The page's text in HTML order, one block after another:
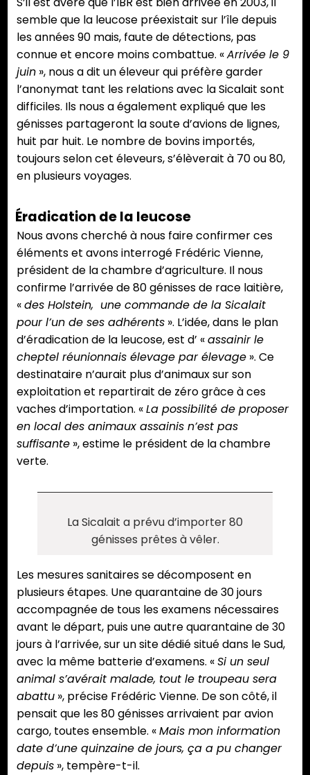
semble que la leucose préexistait sur l’île depuis
les années 90 mais, faute de détections, pas
connue et encore moins combattue. «Arrivée le 9
juin », nous a dit un éleveur qui préfère garder
l’anonymat tant les relations avec la Sicalait sont
difficiles. Ils nous a également expliqué que les
génisses partageront la soute d’avions de lignes,
huit par huit. Le nombre de bovins importés,
toujours selon cet éleveurs, s’élèverait à 70 ou 80,
en plusieurs voyages.
Éradication de la leucose
Nous avons cherché à nous faire confirmer ces
éléments et avons interrogé Frédéric Vienne,
président de la chambre d’agriculture. Il nous
confirme l’arrivée de 80 génisses de race laitière,
«des Holstein, une commande de la Sicalait
pour l’un de ses adhérents ». L’idée, dans le plan
d’éradication de la leucose, est d’ «assainir le
cheptel réunionnais élevage par élevage ». Ce
destinataire n’aurait plus d’animaux sur son
exploitation et repartirait de zéro grâce à ces
vaches d’importation. «La possibilité de proposer
en local des animaux assainis n’est pas
suffisante », estime le président de la chambre
verte.
La Sicalait a prévu d’importer 80
génisses prêtes à vêler.
Les mesures sanitaires se décomposent en
plusieurs étapes. Une quarantaine de 30 jours
accompagnée de tous les examens nécessaires
avant le départ, puis une autre quarantaine de 30
jours à l’arrivée, sur un site dédié situé dans le Sud,
avec la même batterie d’examens. «Si un seul
animal s’avérait malade, tout le troupeau sera
abattu », précise Frédéric Vienne. De son côté, il
pensait que les 80 génisses arrivaient par avion
cargo, toutes ensemble. «Mais mon information
date d’une quinzaine de jours, ça a pu changer
depuis », tempère-t-il.